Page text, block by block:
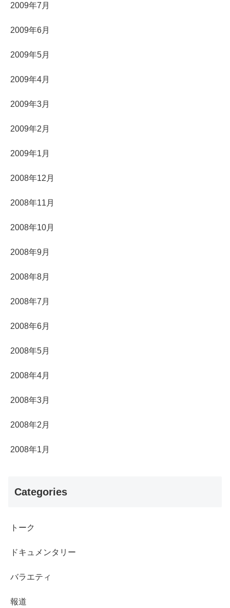
2009年7月
2009年6月
2009年5月
2009年4月
2009年3月
2009年2月
2009年1月
2008年12月
2008年11月
2008年10月
2008年9月
2008年8月
2008年7月
2008年6月
2008年5月
2008年4月
2008年3月
2008年2月
2008年1月
Categories
トーク
ドキュメンタリー
バラエティ
報道